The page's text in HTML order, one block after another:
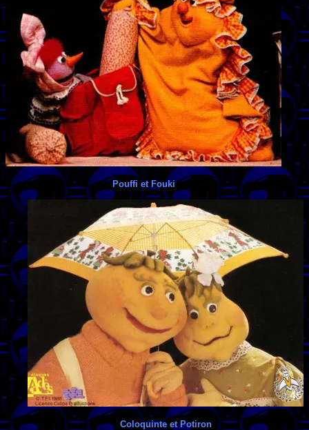
Pouffi et Fouki
Coloquinte et Potiron